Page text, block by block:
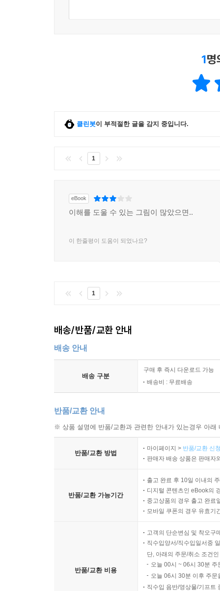
1명
클린봇이 부적절한 글을 감지 중입니다.
1
eBook
이해를 도울 수 있는 그림이 많았으면..
이 한줄평이 도움이 되었나요?
1
배송/반품/교환 안내
배송 안내
배송 구분
구매 후 즉시 다운로드 가능
배송비 : 무료배송
반품/교환 안내
※ 상품 설명에 반품/교환과 관련한 안내가 있는경우 아
반품/교환 방법
마이페이지 > 반품/교환 신
판매자 배송 상품은 판매자
반품/교환 가능기간
출고 완료 후 10일 이내의
디지털 콘텐츠인 eBook의
중고상품의 경우 출고 완료
모바일 쿠폰의 경우 유효기
반품/교환 비용
고객의 단순변심 및 착오구
직수입양서/직수입일서중
단, 아래의 주문/취소 조건
오늘 00시 ~ 06시 30분
오늘 06시 30분 이후 주
직수입 음반/영상물/기프트